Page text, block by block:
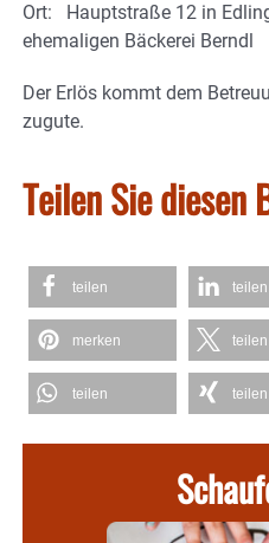
Ort: Hauptstraße 12 in
ehemaligen Bäckerei Berndl
Der Erlös kommt dem
zugute.
Teilen Sie diesen
teilen teilen
merken teilen
teilen teilen